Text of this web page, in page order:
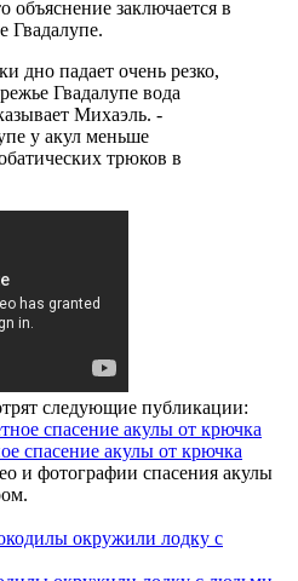
объяснение заключается в
Гвадалупе.
падает очень резко,
Гвадалупе вода
Михаэль. -
у акул меньше
трюков в
следующие публикации:
спасение акулы от крючка
и фотографии спасения акулы